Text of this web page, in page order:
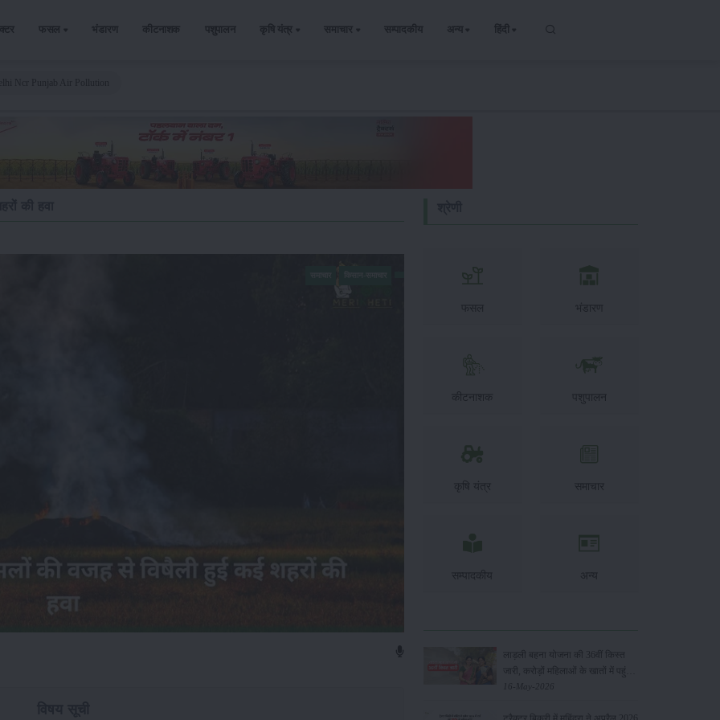
फसल भंडारण कीटनाशक पशुपालन कृषि यंत्र समाचार सम्पादकीय अन्य हिंदी
फसल भंडारण
कीटनाशक पशुपालन
कृषि यंत्र समाचार
सम्पादकीय अन्य
लाड़ली बहना योजना की 36वीं किस्त
जारी, करोड़ों महिलाओं के खातों में पहुंचे
1500 रुपये
16-May-2026